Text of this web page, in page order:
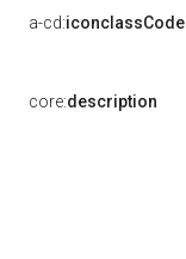
a-cd:iconclassCode
core:description